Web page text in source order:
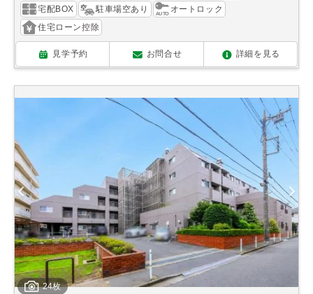
宅配BOX
駐車場空あり
オートロック
住宅ローン控除
見学予約 お問合せ 詳細を見る
24枚